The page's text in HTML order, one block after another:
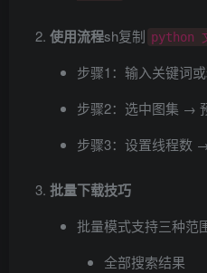
使用流程​sh复制 python
步骤1：输入关键词
步骤2：选中图集 →
步骤3：设置线程数
批量下载技巧
批量模式支持三种范
全部搜索结果